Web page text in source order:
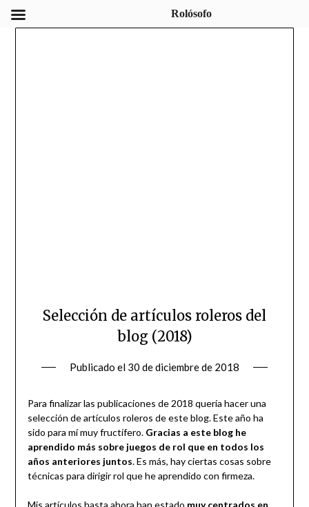
Selección de artículos roleros del
blog (2018)
Publicado el 30 de diciembre de 2018
Para finalizar las publicaciones de 2018 quería hacer una
selección de artículos roleros de este blog. Este año ha
sido para mí muy fructífero. Gracias a este blog he
aprendido más sobre juegos de rol que en todos los
años anteriores juntos. Es más, hay ciertas cosas sobre
técnicas para dirigir rol que he aprendido con firmeza.
Mis artículos hasta ahora han estado muy centrados en
Rolósofo